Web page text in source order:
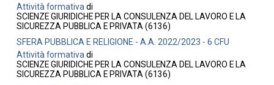
Attività formativadi
SCIENZE GIURIDICHE PER LA CONSULENZA DEL LAVORO E LA
SICUREZZA PUBBLICA E PRIVATA (6136)
SFERA PUBBLICA E RELIGIONE - A.A. 2022/2023 - 6 CFU
Attività formativadi
SCIENZE GIURIDICHE PER LA CONSULENZA DEL LAVORO E LA
SICUREZZA PUBBLICA E PRIVATA (6136)